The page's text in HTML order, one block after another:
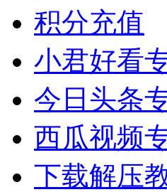
积分充值
小君好看
今日头条
西瓜视频
下载解压